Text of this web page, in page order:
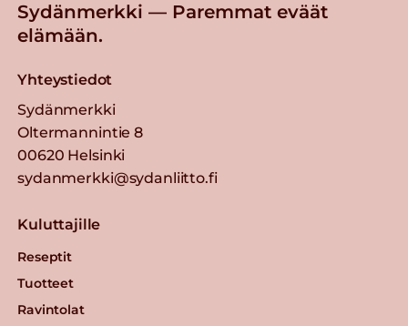
Sydänmerkki — Paremmat eväät
elämään.
Yhteystiedot
Sydänmerkki
Oltermannintie 8
00620 Helsinki
sydanmerkki@sydanliitto.fi
Kuluttajille
Reseptit
Tuotteet
Ravintolat